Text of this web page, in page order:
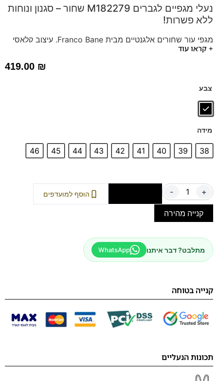
נעלי מגפיים לגברים M182279 שחור – סגנון ונוחות
ללא פשרות!
מגפי עור שחורים אלגנטיים מבית Franco Bane. עיצוב קלאסי
עם שרוכים ורוכסן, המשלב בין נוחות מקסימלית למראה אופנתי.
סוליה גמישה ומדרס תומך מבטיחים נוחות לאורך כל היום.
בחרו בנעליים שמשדרות סטייל ואיכות. הזמינו עכשיו!
דגם זה מגיע גם במידות 47-48 לחץ כאן
+ קראו עוד
419.00 ₪
צבע
מידה
38
39
40
41
42
43
44
45
46
- + הוסף למועדפים
קנייה מהירה
מתלבט? דבר איתנו WhatsApp
קנייה בטוחה
תכונות הנעליים